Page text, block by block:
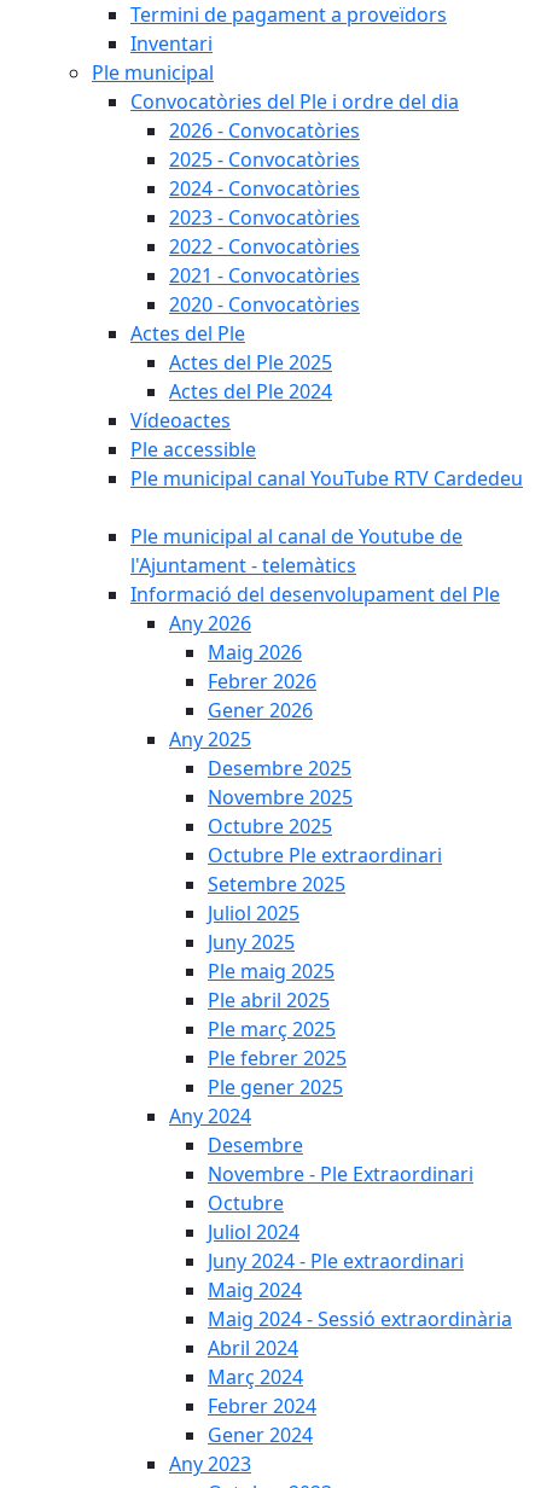
Termini de pagament a proveïdors
Inventari
Ple municipal
Convocatòries del Ple i ordre del dia
2026 - Convocatòries
2025 - Convocatòries
2024 - Convocatòries
2023 - Convocatòries
2022 - Convocatòries
2021 - Convocatòries
2020 - Convocatòries
Actes del Ple
Actes del Ple 2025
Actes del Ple 2024
Vídeoactes
Ple accessible
Ple municipal canal YouTube RTV Cardedeu
Ple municipal al canal de Youtube de
l'Ajuntament - telemàtics
Informació del desenvolupament del Ple
Any 2026
Maig 2026
Febrer 2026
Gener 2026
Any 2025
Desembre 2025
Novembre 2025
Octubre 2025
Octubre Ple extraordinari
Setembre 2025
Juliol 2025
Juny 2025
Ple maig 2025
Ple abril 2025
Ple març 2025
Ple febrer 2025
Ple gener 2025
Any 2024
Desembre
Novembre - Ple Extraordinari
Octubre
Juliol 2024
Juny 2024 - Ple extraordinari
Maig 2024
Maig 2024 - Sessió extraordinària
Abril 2024
Març 2024
Febrer 2024
Gener 2024
Any 2023